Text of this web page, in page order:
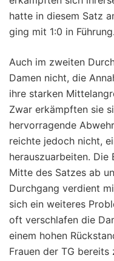
hatte in diesem Satz
ging mit 1:0 in Führung.
Auch im zweiten
Damen nicht, die
ihre starken
Zwar erkämpften sie
hervorragende
reichte jedoch nicht,
herauszuarbeiten.
Mitte des Satzes ab
Durchgang verdient
sich ein weiteres
oft verschlafen die
einem hohen
Frauen der TG